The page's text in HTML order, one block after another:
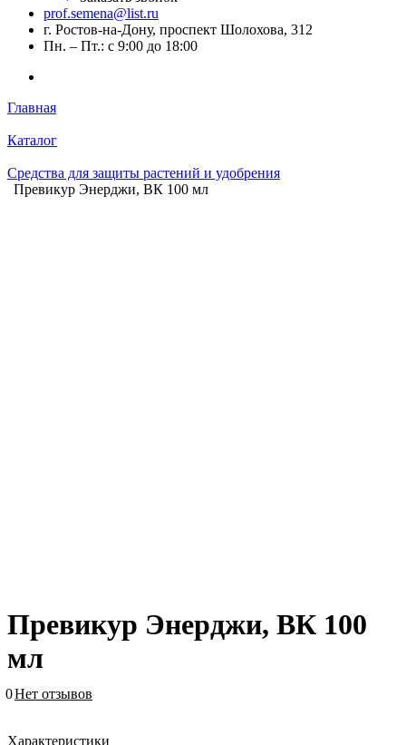
prof.semena@list.ru
г. Ростов-на-Дону, проспект Шолохова, 312
Пн. – Пт.: с 9:00 до 18:00
Главная
Каталог
Средства для защиты растений и удобрения
Превикур Энерджи, ВК 100 мл
Превикур Энерджи, ВК 100
мл
0Нет отзывов
Характеристики